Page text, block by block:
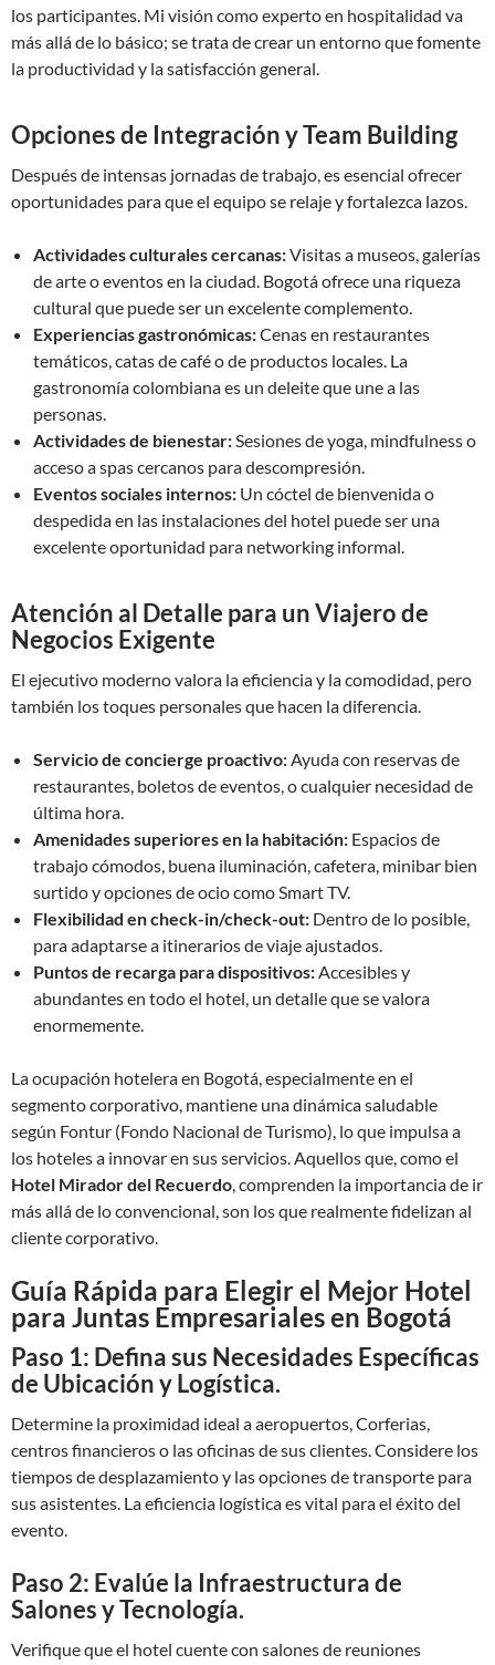
los participantes. Mi visión como experto en hospitalidad va
más allá de lo básico; se trata de crear un entorno que fomente
la productividad y la satisfacción general.
Opciones de Integración y Team Building
Después de intensas jornadas de trabajo, es esencial ofrecer
oportunidades para que el equipo se relaje y fortalezca lazos.
Actividades culturales cercanas:Visitas a museos, galerías
de arte o eventos en la ciudad. Bogotá ofrece una riqueza
cultural que puede ser un excelente complemento.
Experiencias gastronómicas:Cenas en restaurantes
temáticos, catas de café o de productos locales. La
gastronomía colombiana es un deleite que une a las
personas.
Actividades de bienestar:Sesiones de yoga, mindfulness o
acceso a spas cercanos para descompresión.
Eventos sociales internos: Un cóctel de bienvenida o
despedida en las instalaciones del hotel puede ser una
excelente oportunidad para networking informal.
Atención al Detalle para un Viajero de
Negocios Exigente
El ejecutivo moderno valora la eficiencia y la comodidad, pero
también los toques personales que hacen la diferencia.
Servicio de concierge proactivo:Ayuda con reservas de
restaurantes, boletos de eventos, o cualquier necesidad de
última hora.
Amenidades superiores en la habitación: Espacios de
trabajo cómodos, buena iluminación, cafetera, minibar bien
surtido y opciones de ocio como Smart TV.
Flexibilidad en check-in/check-out: Dentro de lo posible,
para adaptarse a itinerarios de viaje ajustados.
Puntos de recarga para dispositivos:Accesibles y
abundantes en todo el hotel, un detalle que se valora
enormemente.
La ocupación hotelera en Bogotá, especialmente en el
segmento corporativo, mantiene una dinámica saludable
según Fontur (Fondo Nacional de Turismo), lo que impulsa a
los hoteles a innovar en sus servicios. Aquellos que, como el
Hotel Mirador del Recuerdo, comprenden la importancia de ir
más allá de lo convencional, son los que realmente fidelizan al
cliente corporativo.
Guía Rápida para Elegir el Mejor Hotel
para Juntas Empresariales en Bogotá
Paso 1: Defina sus Necesidades Específicas
de Ubicación y Logística.
Determine la proximidad ideal a aeropuertos, Corferias,
centros financieros o las oficinas de sus clientes. Considere los
tiempos de desplazamiento y las opciones de transporte para
sus asistentes. La eficiencia logística es vital para el éxito del
evento.
Paso 2: Evalúe la Infraestructura de
Salones y Tecnología.
Verifique que el hotel cuente con salones de reuniones